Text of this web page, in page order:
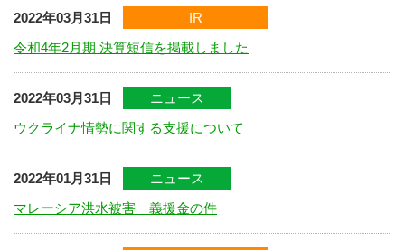
2022年03月31日
IR
令和4年2月期 決算短信を掲載しました
2022年03月31日
ニュース
ウクライナ情勢に関する支援について
2022年01月31日
ニュース
マレーシア洪水被害 義援金の件